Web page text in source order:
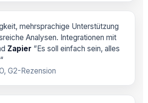
mehrsprachige Unterstützung
Analysen. Integrationen mit
Zapier ”Es soll einfach sein, alles
G2-Rezension